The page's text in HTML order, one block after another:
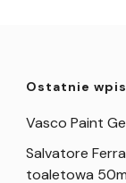
Ostatnie
Vasco Paint
Salvatore
toaletowa